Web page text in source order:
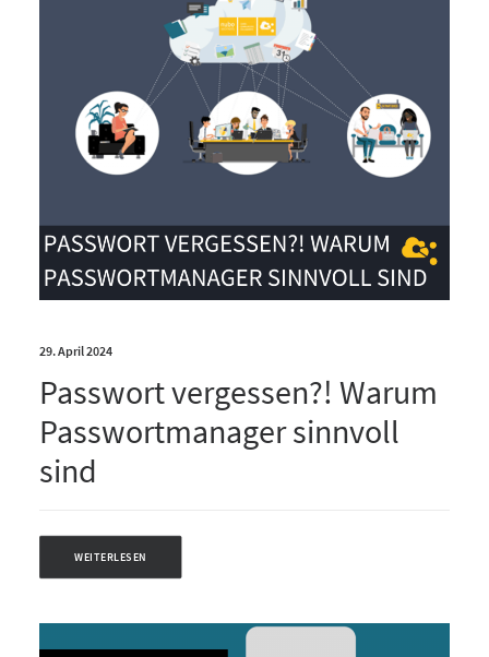
29. April 2024
Passwort vergessen?! Warum
Passwortmanager sinnvoll
sind
WEITERLESEN